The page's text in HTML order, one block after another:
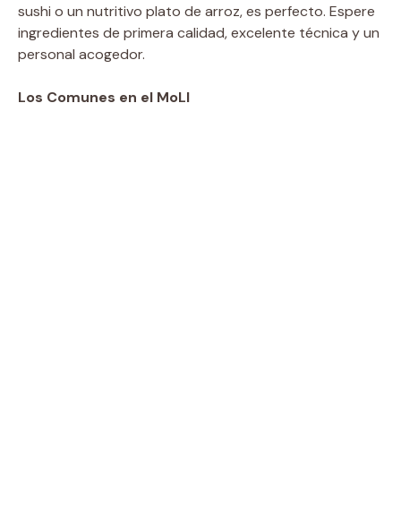
sushi o un nutritivo plato de arroz, es perfecto. Espere
ingredientes de primera calidad, excelente técnica y un
personal acogedor.
Los Comunes en el MoLI